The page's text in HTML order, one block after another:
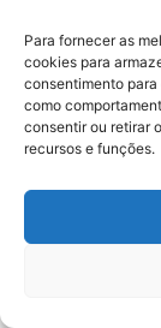
Para fornecer as
cookies para
consentimento
como
consentir ou retirar
recursos e funções.